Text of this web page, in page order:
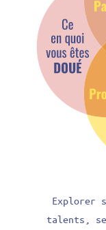
Explorer
talents,